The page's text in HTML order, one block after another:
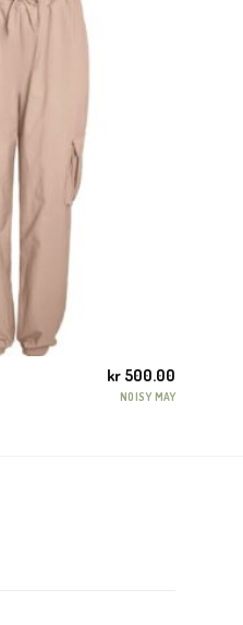
kr 500.00
NOISY MAY